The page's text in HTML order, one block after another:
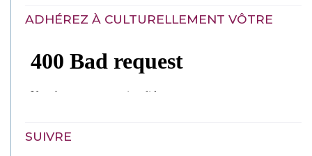
ADHÉREZ À CULTURELLEMENT VÔTRE
SUIVRE